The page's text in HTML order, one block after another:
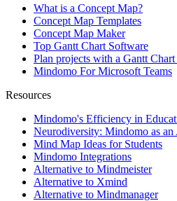
What is a Concept Map?
Concept Map Templates
Concept Map Maker
Top Gantt Chart Software
Plan projects with a Gantt
Mindomo For Microsoft Teams
Resources
Mindomo's Efficiency in
Neurodiversity: Mindomo as
Mind Map Ideas for Students
Mindomo Integrations
Alternative to Mindmeister
Alternative to Xmind
Alternative to Mindmanager